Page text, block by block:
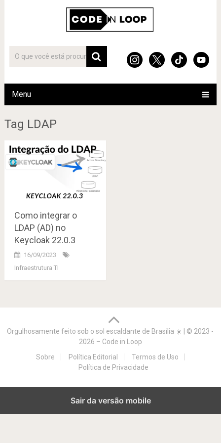
Menu
Tag LDAP
Como integrar o
LDAP (AD) no
Keycloak 22.0.3
16/09/2023
Infraestrutura TI
de
postagens
Orgulhosamente feito sob o sol escaldante de Brasília ☀️
© 2023 -
2026 – Code in Loop
Sobre
Política Editorial
Termos de Uso
Política de Privacidade
Sair da versão mobile